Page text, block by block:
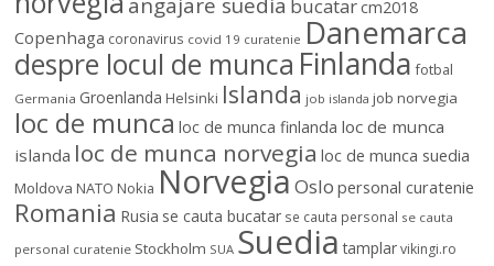
bucatarcm2018
Copenhaga coronavirus covid 19 curatenie Danemarca
despre locul de munca Finlanda fotbal
Germania Groenlanda Helsinki Islanda job islanda job norvegia
loc de munca loc de munca finlanda loc de munca
islanda loc de munca norvegia loc de munca suedia
Moldova NATO Nokia NorvegiaOslo personal curatenie
Romania Rusia se cauta bucatar se cauta personal se cauta
personal curatenie Stockholm SUA Suedia tamplar vikingi.ro